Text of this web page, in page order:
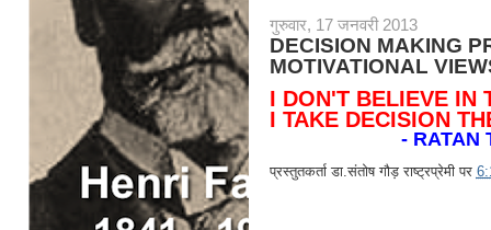
गुरुवार, 17 जनवरी 2013
DECISION MAKING
MOTIVATIONAL
I DON'T BELIEVE IN
I TAKE DECISION
- RATAN
प्रस्तुतकर्ताडा.संतोष गौड़ राष्ट्रप्रेमी पर